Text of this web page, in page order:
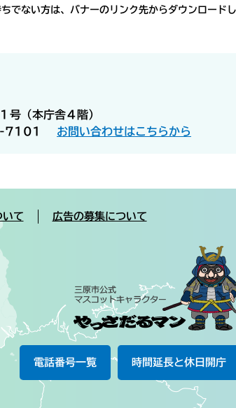
い方は、バナーのリンク先からダウンロードし
号（本庁舎４階）
7101 お問い合わせはこちらから
いて 広告の募集について
電話番号一覧 時間延長と休日開庁